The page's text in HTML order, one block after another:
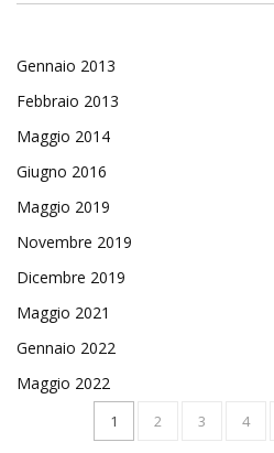
Gennaio 2013
Febbraio 2013
Maggio 2014
Giugno 2016
Maggio 2019
Novembre 2019
Dicembre 2019
Maggio 2021
Gennaio 2022
Maggio 2022
1 2 3 4